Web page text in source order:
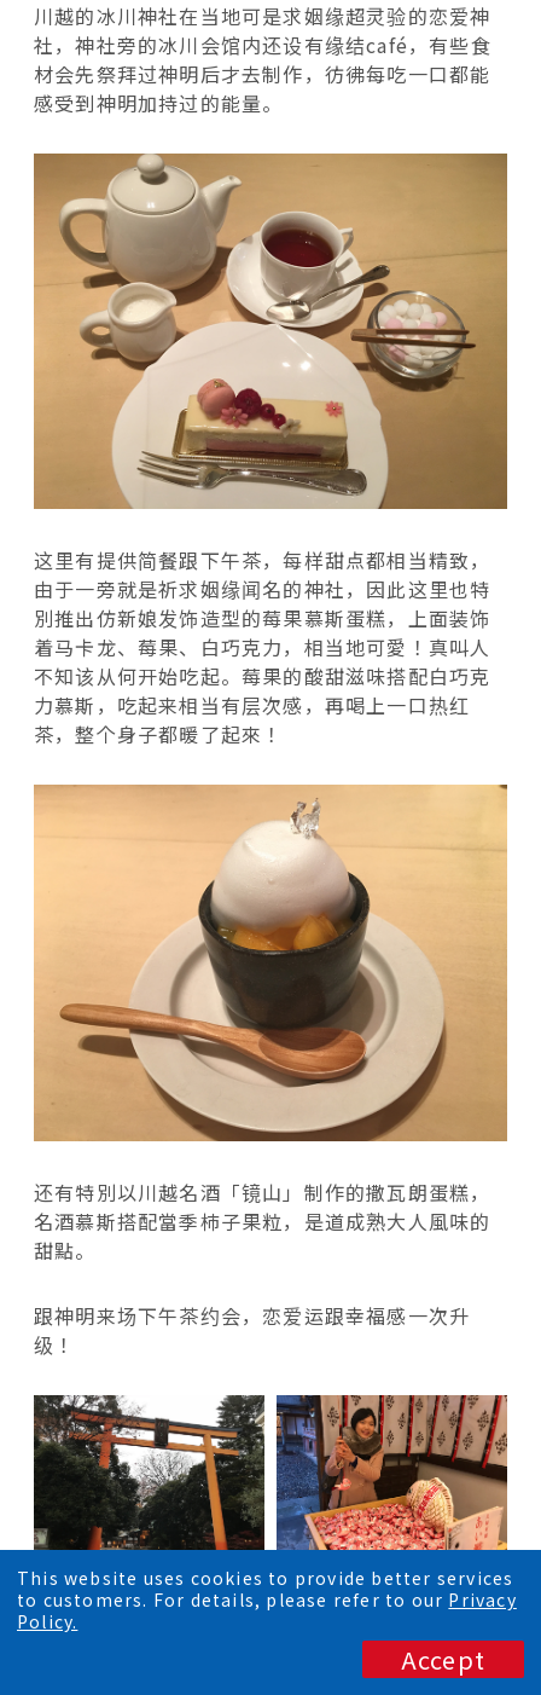
川越的冰川神社在当地可是求姻缘超灵验的恋爱神
社，神社旁的冰川会馆内还设有缘结café，有些食
材会先祭拜过神明后才去制作，彷彿每吃一口都能
感受到神明加持过的能量。
这里有提供简餐跟下午茶，每样甜点都相当精致，
由于一旁就是祈求姻缘闻名的神社，因此这里也特
別推出仿新娘发饰造型的莓果慕斯蛋糕，上面装饰
着马卡龙、莓果、白巧克力，相当地可愛！真叫人
不知该从何开始吃起。莓果的酸甜滋味搭配白巧克
力慕斯，吃起来相当有层次感，再喝上一口热红
茶，整个身子都暖了起來！
还有特別以川越名酒「镜山」制作的撒瓦朗蛋糕，
名酒慕斯搭配當季柿子果粒，是道成熟大人風味的
甜點。
跟神明来场下午茶约会，恋爱运跟幸福感一次升
级！
来到冰川神社不免俗的还是要来钓一下良缘鲷签，
This website uses cookies to provide better services
to customers. For details, please refer to our Privacy
Policy.
Accept